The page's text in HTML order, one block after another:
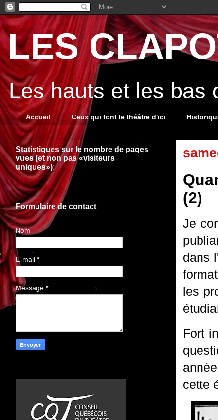
LES
Les hauts et les bas
Accueil Ceux qui font le théâtre d'ici
(2)
Je
dans
les
Fort
cette
Statistiques sur le nombre de pages
vues (et non pas «visiteurs
uniques»):
Formulaire de contact
Nom
E-mail *
Message *